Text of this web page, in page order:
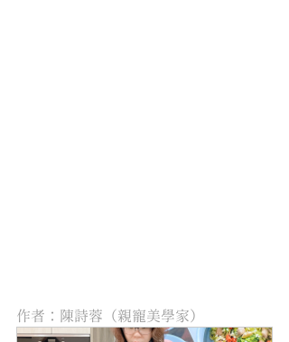
作者：陳詩蓉（親寵美學家）